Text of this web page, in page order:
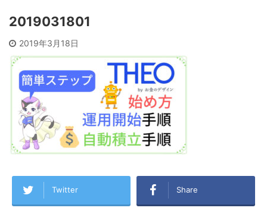
2019031801
2019年3月18日
Twitter Share